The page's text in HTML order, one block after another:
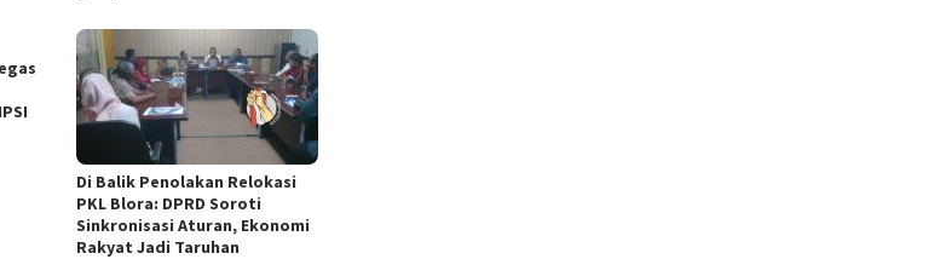
Di Balik Penolakan Relokasi
PKL Blora: DPRD Soroti
Sinkronisasi Aturan, Ekonomi
Rakyat Jadi Taruhan